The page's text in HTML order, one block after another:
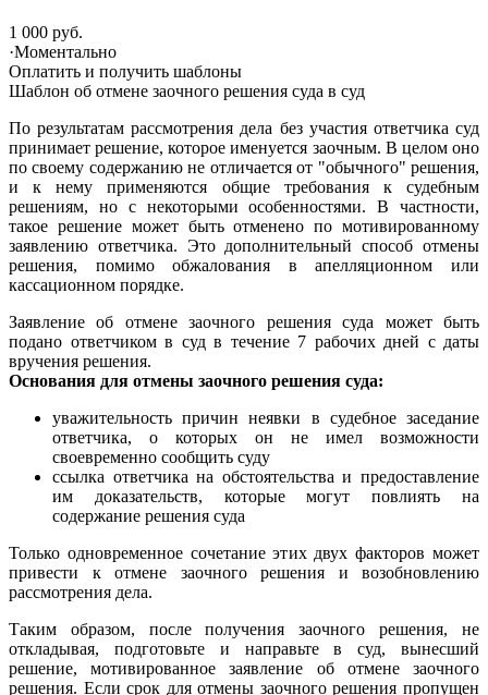
1 000 руб.
·Моментально
Оплатить и получить шаблоны
Шаблон об отмене заочного решения суда в суд
По результатам рассмотрения дела без участия ответчика суд
принимает решение, которое именуется заочным. В целом оно
по своему содержанию не отличается от "обычного" решения,
и к нему применяются общие требования к судебным
решениям, но с некоторыми особенностями. В частности,
такое решение может быть отменено по мотивированному
заявлению ответчика. Это дополнительный способ отмены
решения, помимо обжалования в апелляционном или
кассационном порядке.
Заявление об отмене заочного решения суда может быть
подано ответчиком в суд в течение 7 рабочих дней с даты
вручения решения.
Основания для отмены заочного решения суда:
уважительность причин неявки в судебное заседание
ответчика, о которых он не имел возможности
своевременно сообщить суду
ссылка ответчика на обстоятельства и предоставление
им доказательств, которые могут повлиять на
содержание решения суда
Только одновременное сочетание этих двух факторов может
привести к отмене заочного решения и возобновлению
рассмотрения дела.
Таким образом, после получения заочного решения, не
откладывая, подготовьте и направьте в суд, вынесший
решение, мотивированное заявление об отмене заочного
решения. Если срок для отмены заочного решения пропущен